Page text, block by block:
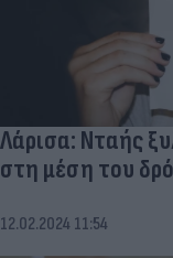
Λάρισα: Νταής
στη μέση του
12.02.2024 11:54